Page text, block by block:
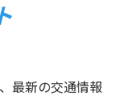
最新の交通情報